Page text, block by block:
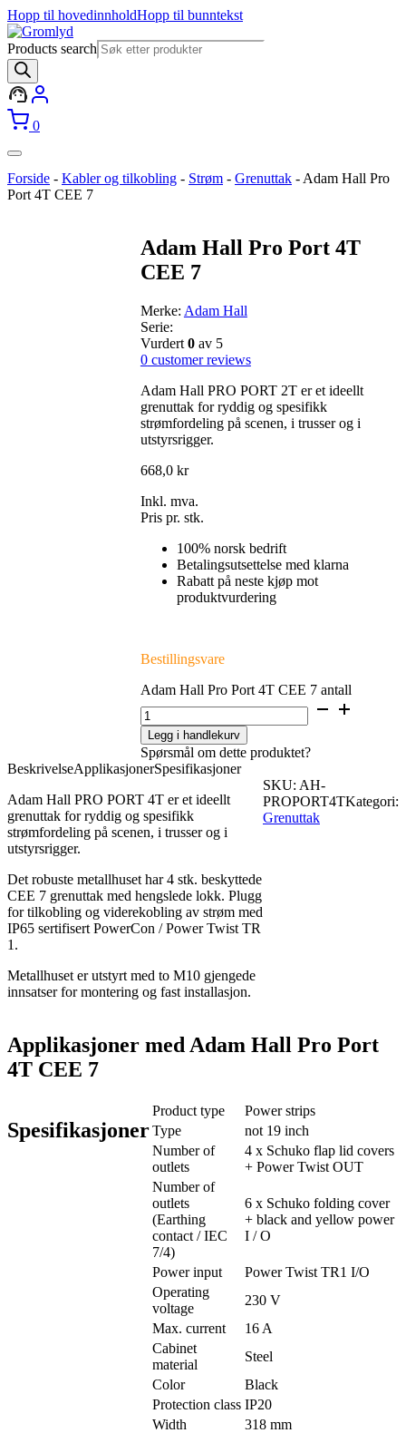
Hopp til hovedinnholdHopp til bunntekst
Products search
0
Forside - Kabler og tilkobling - Strøm - Grenuttak - Adam Hall Pro
Port 4T CEE 7
Adam Hall Pro Port 4T
CEE 7
Merke: Adam Hall
Serie:
Vurdert 0av 5
0customer reviews
Adam Hall PRO PORT 2T er et ideellt
grenuttak for ryddig og spesifikk
strømfordeling på scenen, i trusser og i
utstyrsrigger.
668,0 kr
Inkl. mva.
Pris pr. stk.
100% norsk bedrift
Betalingsutsettelse med klarna
Rabatt på neste kjøp mot
produktvurdering
Bestillingsvare
Adam Hall Pro Port 4T CEE 7 antall
Legg i handlekurv
Spørsmål om dette produktet?
BeskrivelseApplikasjonerSpesifikasjoner
Adam Hall PRO PORT 4T er et ideellt
grenuttak for ryddig og spesifikk
strømfordeling på scenen, i trusser og i
utstyrsrigger.
Det robuste metallhuset har 4 stk. beskyttede
CEE 7 grenuttak med hengslede lokk. Plugg
for tilkobling og viderekobling av strøm med
IP65 sertifisert PowerCon / Power Twist TR
1.
Metallhuset er utstyrt med to M10 gjengede
innsatser for montering og fast installasjon.
SKU: AH-
PROPORT4TKategori:
Grenuttak
Applikasjoner med Adam Hall Pro Port
4T CEE 7
Spesifikasjoner
Product type
Power strips
Type
not 19 inch
Number of
outlets
4 x Schuko flap lid covers
+ Power Twist OUT
Number of
outlets
(Earthing
contact / IEC
7/4)
6 x Schuko folding cover
+ black and yellow power
I / O
Power input
Power Twist TR1 I/O
Operating
voltage
230 V
Max. current
16 A
Cabinet
material
Steel
Color
Black
Protection class IP20
Width
318 mm